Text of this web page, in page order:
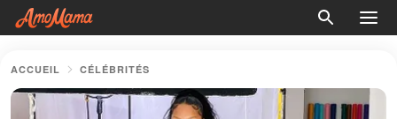
ACCUEIL CÉLÉBRITÉS